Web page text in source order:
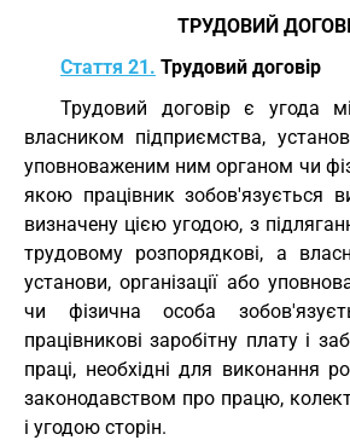
ТРУДОВИЙ
Стаття 21. Трудовий договір
Трудовий договір є угода
власником підприємства,
уповноваженим ним органом чи
якою працівник зобов'язується
визначену цією угодою, з
трудовому розпорядкові, а
установи, організації або
чи фізична особа
працівникові заробітну плату і
праці, необхідні для виконання
законодавством про працю,
і угодою сторін.